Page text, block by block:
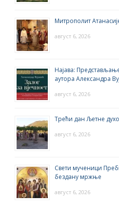
Митрополит
август 6, 2026
Најава:
аутора Александра
август 6, 2026
Трећи дан Љетне
август 6, 2026
Свети мученици
бездану мржње
август 6, 2026